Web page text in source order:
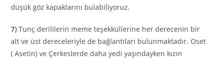
düşük göz kapaklarını bulabiliyoruz.
7) Tunç derililerin meme teşekküllerine her derecenin bir
alt ve üst dereceleriyle de bağlantıları bulunmaktadır. Oset
( Asetin) ve Çerkeslerde daha yedi yaşındayken kızın